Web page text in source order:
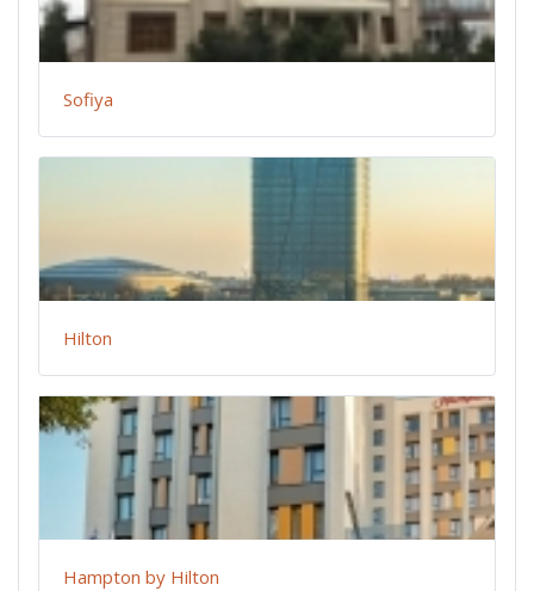
Sofiya
Hilton
Hampton by Hilton